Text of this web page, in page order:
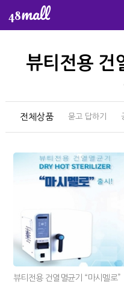
48mall
뷰티전용 건
전체상품 묻고 답하기
뷰티전용 건열멸균기 “마시멜로”